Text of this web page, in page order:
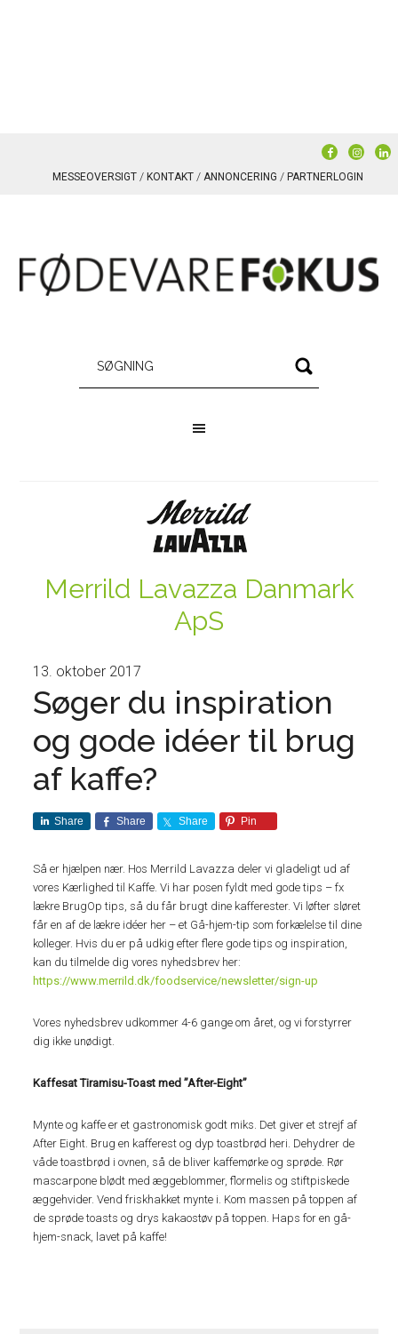
MESSEOVERSIGT KONTAKT ANNONCERING PARTNERLOGIN
Merrild Lavazza Danmark
ApS
13. oktober 2017
Søger du inspiration
og gode idéer til brug
af kaffe?
Share Share Share Pin
Så er hjælpen nær. Hos Merrild Lavazza deler vi gladeligt ud af
vores Kærlighed til Kaffe. Vi har posen fyldt med gode tips – fx
lækre BrugOp tips, så du får brugt dine kafferester. Vi løfter sløret
får en af de lækre idéer her – et Gå-hjem-tip som forkælelse til dine
kolleger. Hvis du er på udkig efter flere gode tips og inspiration,
kan du tilmelde dig vores nyhedsbrev her:
https://www.merrild.dk/foodservice/newsletter/sign-up
Vores nyhedsbrev udkommer 4-6 gange om året, og vi forstyrrer
dig ikke unødigt.
Kaffesat Tiramisu-Toast med ”After-Eight”
Mynte og kaffe er et gastronomisk godt miks. Det giver et strejf af
After Eight. Brug en kafferest og dyp toastbrød heri. Dehydrer de
våde toastbrød i ovnen, så de bliver kaffemørke og sprøde. Rør
mascarpone blødt med æggeblommer, flormelis og stiftpiskede
æggehvider. Vend friskhakket mynte i. Kom massen på toppen af
de sprøde toasts og drys kakaostøv på toppen. Haps for en gå-
hjem-snack, lavet på kaffe!